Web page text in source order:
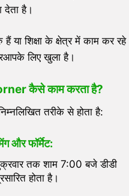
देता है।
शिक्षा के क्षेत्र में काम कर रहे
लिए खुला है।
कैसे काम करता है?
तरीके से होता है:
और फॉर्मेट:
तक शाम 7:00 बजे डीडी
होता है।